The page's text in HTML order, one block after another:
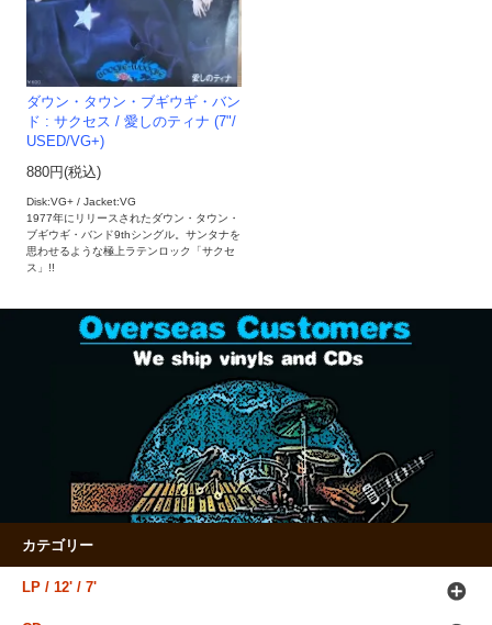
ダウン・タウン・ブギウギ・バン
ド : サクセス / 愛しのティナ (7"/
USED/VG+)
880円(税込)
Disk:VG+ / Jacket:VG
1977年にリリースされたダウン・タウン・
ブギウギ・バンド9thシングル。サンタナを
思わせるような極上ラテンロック「サクセ
ス」!!
カテゴリー
LP / 12' / 7'